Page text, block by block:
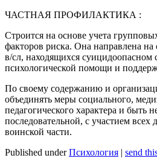
ЧАСТНАЯ ПРОФИЛАКТИКА :
Строится на основе учета
факторов риска. Она направлена
в/сл, находящихся суицидоопасном
психологической помощи и
По своему содержанию и
объединять меры социального,
педагогического характера и быть
последовательной, с участием
воинской части.
Published underПсихология | send